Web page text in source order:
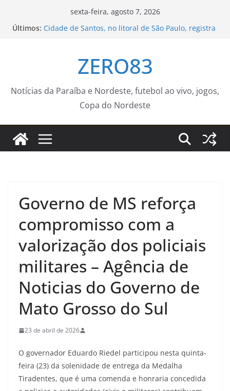
sexta-feira, agosto 7, 2026
Últimos: Cidade de Santos, no litoral de São Paulo, registra
bicicletas abandonadas em Copacabana –
Prefeitura da Cidade do Rio de Janeiro
ensinarem Português para Migrantes
Internacionais
Evento de adoção de cães do Canil Municipal de
Leo Bezerra sorteia apartamentos e realiza o
sonho da casa própria para 240 famílias
ZERO83
Notícias da Paraíba e Nordeste, futebol ao vivo, jogos,
Copa do Nordeste
Governo de MS reforça
compromisso com a
valorização dos policiais
militares – Agência de
Noticias do Governo de
Mato Grosso do Sul
23 de abril de 2026
O governador Eduardo Riedel participou nesta quinta-
feira (23) da solenidade de entrega da Medalha
Tiradentes, que é uma comenda e honraria concedida